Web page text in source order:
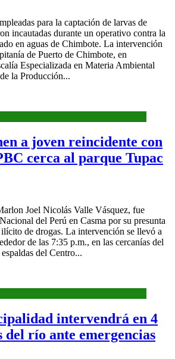
para la captación de larvas de
incautadas durante un operativo contra la
en aguas de Chimbote. La intervención
de Puerto de Chimbote, en
Especializada en Materia Ambiental
la Producción...
a joven reincidente con
cerca al parque Tupac
Joel Nicolás Valle Vásquez, fue
del Perú en Casma por su presunta
de drogas. La intervención se llevó a
de las 7:35 p.m., en las cercanías del
del Centro...
intervendrá en 4
del río ante emergencias